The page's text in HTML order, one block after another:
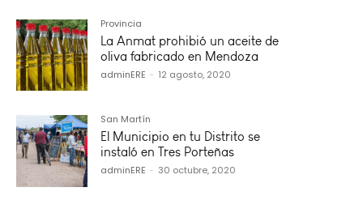
Provincia
La Anmat prohibió un aceite de
oliva fabricado en Mendoza
adminERE - 12 agosto, 2020
San Martín
El Municipio en tu Distrito se
instaló en Tres Porteñas
adminERE - 30 octubre, 2020